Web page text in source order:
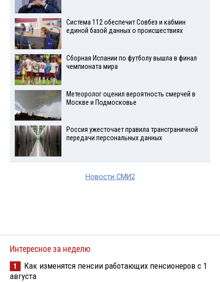
Система 112 обеспечит Совбез и кабмин
единой базой данных о происшествиях
Сборная Испании по футболу вышла в финал
чемпионата мира
Метеоролог оценил вероятность смерчей в
Москве и Подмосковье
Россия ужесточает правила трансграничной
передачи персональных данных
Новости СМИ2
Интересное за неделю
1
Как изменятся пенсии работающих пенсионеров с 1
августа